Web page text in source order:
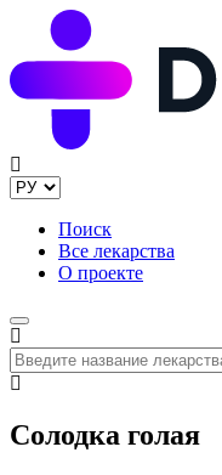
Поиск
Все лекарства
О проекте
Солодка голая